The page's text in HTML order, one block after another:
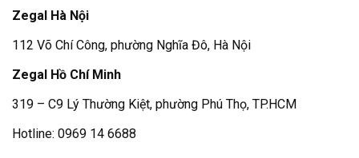
Zegal Hà Nội
112 Võ Chí Công, phường Nghĩa Đô, Hà Nội
Zegal Hồ Chí Minh
319 – C9 Lý Thường Kiệt, phường Phú Thọ, TP.HCM
Hotline: 0969 14 6688